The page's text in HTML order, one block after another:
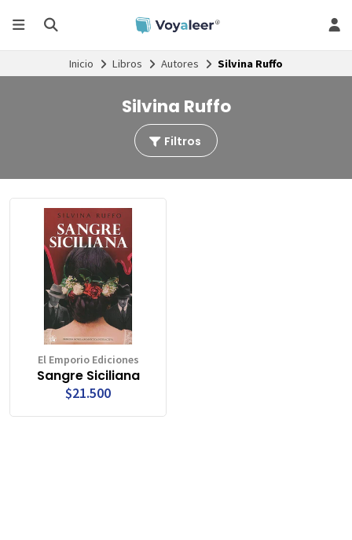
Inicio Libros Autores Silvina Ruffo
Silvina Ruffo
Filtros
El Emporio Ediciones
Sangre Siciliana
$21.500